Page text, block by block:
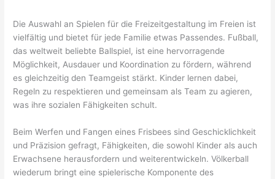
Die Auswahl an Spielen für die Freizeitgestaltung im Freien ist
vielfältig und bietet für jede Familie etwas Passendes. Fußball,
das weltweit beliebte Ballspiel, ist eine hervorragende
Möglichkeit, Ausdauer und Koordination zu fördern, während
es gleichzeitig den Teamgeist stärkt. Kinder lernen dabei,
Regeln zu respektieren und gemeinsam als Team zu agieren,
was ihre sozialen Fähigkeiten schult.
Beim Werfen und Fangen eines Frisbees sind Geschicklichkeit
und Präzision gefragt, Fähigkeiten, die sowohl Kinder als auch
Erwachsene herausfordern und weiterentwickeln. Völkerball
wiederum bringt eine spielerische Komponente des